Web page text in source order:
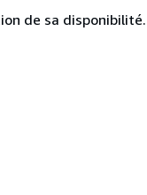
de sa disponibilité.